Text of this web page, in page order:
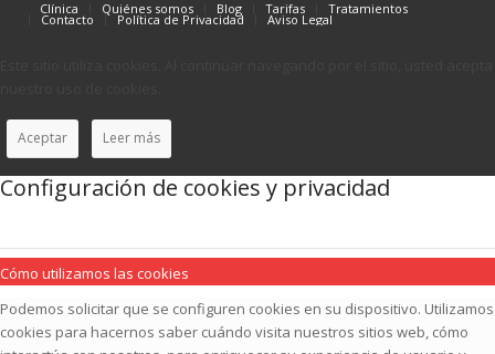
Clínica
Quiénes somos Blog Tarifas Tratamientos
Contacto Política de Privacidad Aviso Legal
Aceptar Leer más
Configuración de cookies y privacidad
Cómo utilizamos las cookies
Podemos solicitar que se configuren cookies en su dispositivo. Utilizamos
cookies para hacernos saber cuándo visita nuestros sitios web, cómo